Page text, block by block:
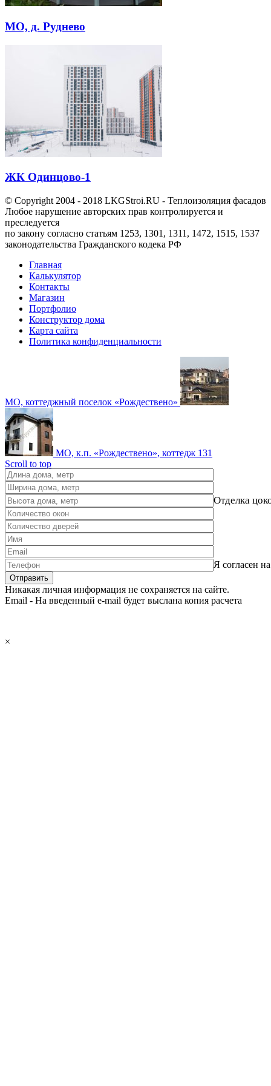
МО, д. Руднево
ЖК Одинцово-1
© Copyright 2004 - 2018 LKGStroi.RU - Теплоизоляция фасадов
Любое нарушение авторских прав контролируется и
преследуется
по закону согласно статьям 1253, 1301, 1311, 1472, 1515, 1537
законодательства Гражданского кодека РФ
Главная
Калькулятор
Контакты
Магазин
Портфолио
Конструктор дома
Карта сайта
Политика конфиденциальности
МО, коттеджный поселок «Рождествено»
МО, к.п. «Рождествено», коттедж 131
Отделка
Я согласен
Никакая личная информация не сохраняется на сайте.
Email - На введенный e-mail будет выслана копия расчета
×
Scroll to top